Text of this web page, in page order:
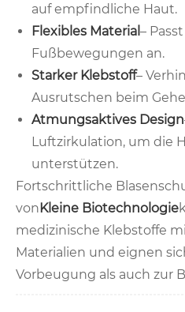
auf empfindliche Haut.
Flexibles Material –
Fußbewegungen an.
Starker Klebstoff–
Ausrutschen beim
Atmungsaktives Design
Luftzirkulation, um die
unterstützen.
Fortschrittliche
von Kleine Biotechnologie
medizinische Klebstoffe
Materialien und eignen
Vorbeugung als auch zur